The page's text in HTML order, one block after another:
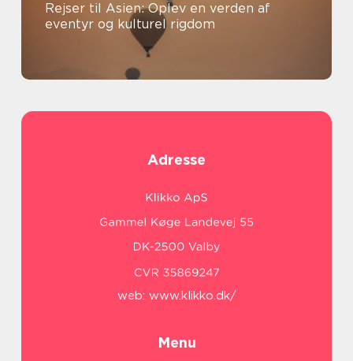
Rejser til Asien: Oplev en verden af
eventyr og kulturel rigdom
Adresse
web: www.klikko.dk/
Menu